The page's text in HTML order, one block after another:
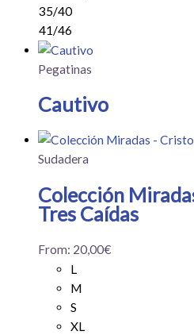
35/40
41/46
Pegatinas
Cautivo
Sudadera
Colección
Tres Caídas
From: 20,00€
L
M
S
XL